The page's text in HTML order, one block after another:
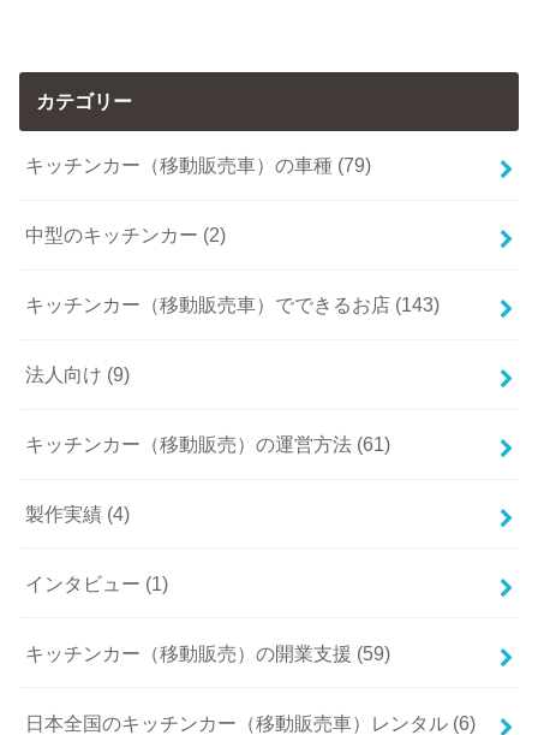
カテゴリー
キッチンカー（移動販売車）の車種 (79)
中型のキッチンカー (2)
キッチンカー（移動販売車）でできるお店 (143)
法人向け (9)
キッチンカー（移動販売）の運営方法 (61)
製作実績 (4)
インタビュー (1)
キッチンカー（移動販売）の開業支援 (59)
日本全国のキッチンカー（移動販売車）レンタル (6)